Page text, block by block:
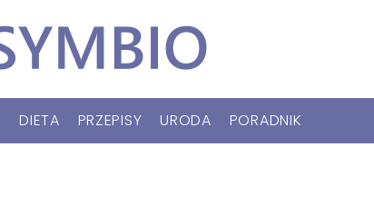
DIETA PRZEPISY URODA PORADNIK